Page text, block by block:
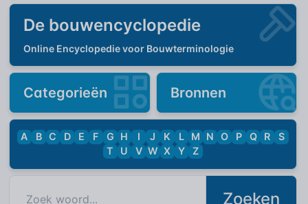
De bouwencyclopedie
Online Encyclopedie voor Bouwterminologie
Categorieën Bronnen
A B C D E F G H I J K L M N O P Q R
S
T
U V W X Y Z
Zoeken